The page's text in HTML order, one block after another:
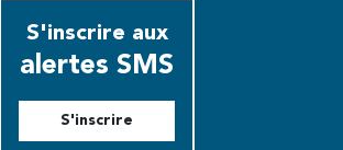
S'inscrire aux
alertes SMS
S'inscrire